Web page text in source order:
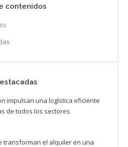
contenidos
impulsan una logística eficiente
de todos los sectores
transforman el alquiler en una